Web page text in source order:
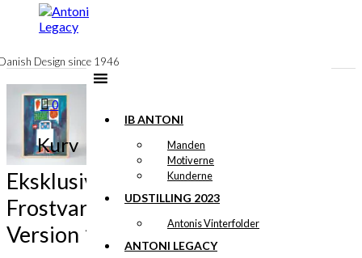
indhold
Design since 1946
IB ANTONI
Manden
Motiverne
Kunderne
UDSTILLING 2023
Antonis Vinterfolder
ANTONI LEGACY
0
Kurv
Eksklusivt print: HB
Frostvarer
Version 1